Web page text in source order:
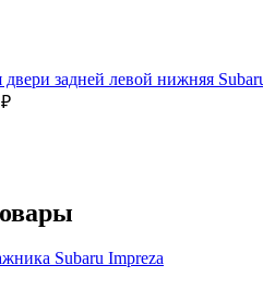
двери задней левой нижняя
₽